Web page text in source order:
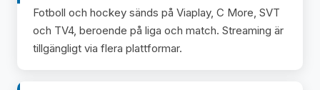
Fotboll och hockey sänds på Viaplay, C More, SVT
och TV4, beroende på liga och match. Streaming är
tillgängligt via flera plattformar.